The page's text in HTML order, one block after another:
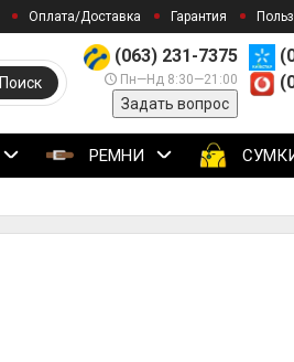
Оплата/Доставка Гарантия
(063) 231-7375
Пн—Нд 8:30—21:00
Задать вопрос
Поиск
РЕМНИ